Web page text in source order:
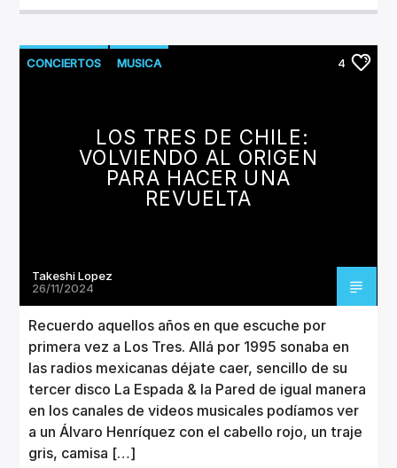
CONCIERTOS MUSICA 4
LOS TRES DE CHILE:
VOLVIENDO AL ORIGEN
PARA HACER UNA
REVUELTA
Takeshi Lopez
26/11/2024
Recuerdo aquellos años en que escuche por
primera vez a Los Tres. Allá por 1995 sonaba en
las radios mexicanas déjate caer, sencillo de su
tercer disco La Espada & la Pared de igual manera
en los canales de videos musicales podíamos ver
a un Álvaro Henríquez con el cabello rojo, un traje
gris, camisa […]